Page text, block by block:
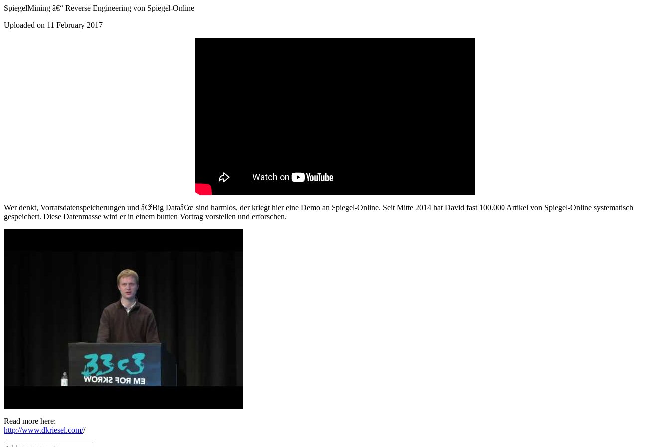
SpiegelMining â€“ Reverse Engineering von Spiegel-Online
Uploaded on 11 February 2017
Wer denkt, Vorratsdatenspeicherungen und â€žBig Dataâ€œ sind harmlos, der kriegt hier eine Demo an Spiegel-Online. Seit Mitte 2014 hat David fast 100.000 Artikel von Spiegel-Online systematisch
gespeichert. Diese Datenmasse wird er in einem bunten Vortrag vorstellen und erforschen.
Read more here:
http://www.dkriesel.com//